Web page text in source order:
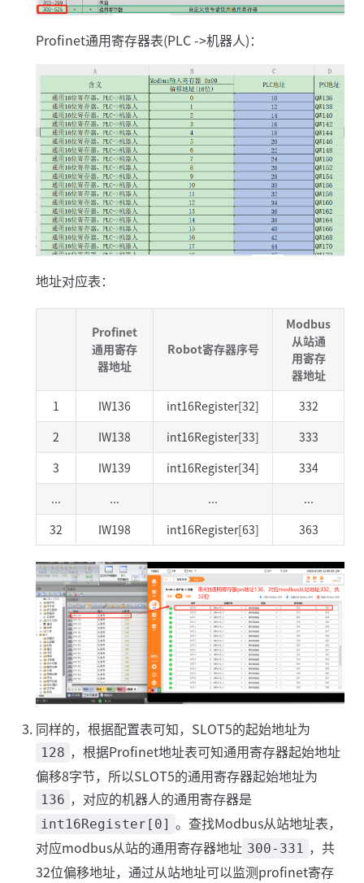
Profinet通用寄存器表(PLC ->机器人)：
地址对应表：
Profinet
通用寄存
器地址
Robot寄存器序号
Modbus
从站通
用寄存
器地址
1
IW136 int16Register[32]
332
2
IW138 int16Register[33]
333
3
IW139 int16Register[34]
334
...
... ...
...
32
IW198 int16Register[63] 363
同样的，根据配置表可知，SLOT5的起始地址为
128 ，根据Profinet地址表可知通用寄存器起始地址
偏移8字节，所以SLOT5的通用寄存器起始地址为
136 ，对应的机器人的通用寄存器是
int16Register[0] 。查找Modbus从站地址表，
对应modbus从站的通用寄存器地址 300-331 ，共
32位偏移地址，通过从站地址可以监测profinet寄存